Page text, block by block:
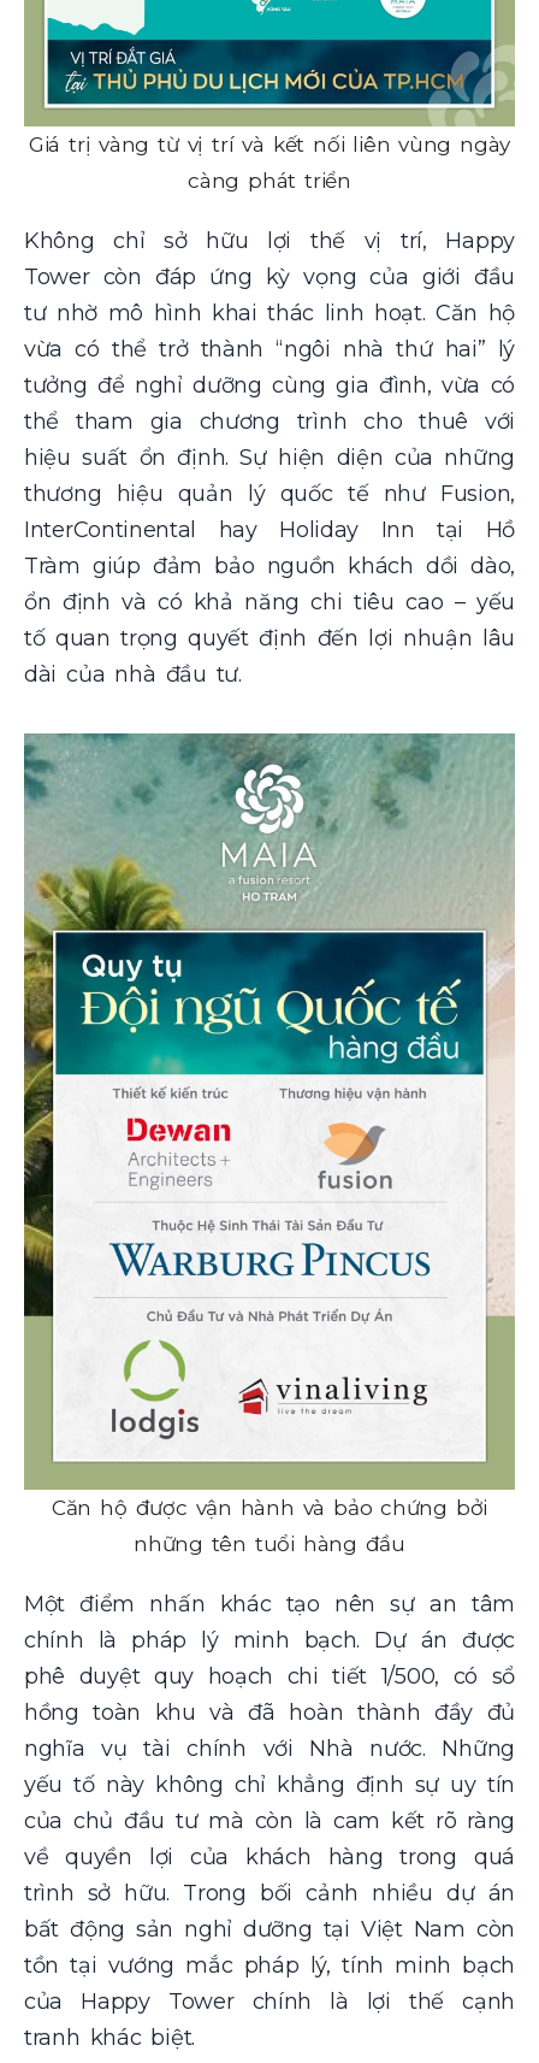
Giá trị vàng từ vị trí và kết nối liên vùng ngày
càng phát triển
Không chỉ sở hữu lợi thế vị trí, Happy
Tower còn đáp ứng kỳ vọng của giới đầu
tư nhờ mô hình khai thác linh hoạt. Căn hộ
vừa có thể trở thành “ngôi nhà thứ hai” lý
tưởng để nghỉ dưỡng cùng gia đình, vừa có
thể tham gia chương trình cho thuê với
hiệu suất ổn định. Sự hiện diện của những
thương hiệu quản lý quốc tế như Fusion,
InterContinental hay Holiday Inn tại Hồ
Tràm giúp đảm bảo nguồn khách dồi dào,
ổn định và có khả năng chi tiêu cao – yếu
tố quan trọng quyết định đến lợi nhuận lâu
dài của nhà đầu tư.
Căn hộ được vận hành và bảo chứng bởi
những tên tuổi hàng đầu
Một điểm nhấn khác tạo nên sự an tâm
chính là pháp lý minh bạch. Dự án được
phê duyệt quy hoạch chi tiết 1/500, có sổ
hồng toàn khu và đã hoàn thành đầy đủ
nghĩa vụ tài chính với Nhà nước. Những
yếu tố này không chỉ khẳng định sự uy tín
của chủ đầu tư mà còn là cam kết rõ ràng
về quyền lợi của khách hàng trong quá
trình sở hữu. Trong bối cảnh nhiều dự án
bất động sản nghỉ dưỡng tại Việt Nam còn
tồn tại vướng mắc pháp lý, tính minh bạch
của Happy Tower chính là lợi thế cạnh
tranh khác biệt.